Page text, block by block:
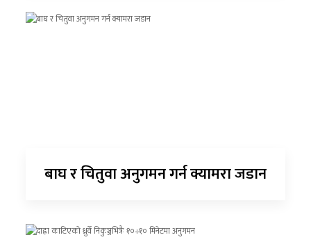
बाघ र चितुवा अनुगमन गर्न क्यामरा जडान